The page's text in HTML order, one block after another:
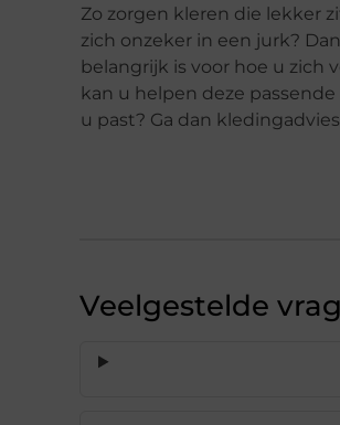
Zo zorgen kleren die lekker
zich onzeker in een jurk?
belangrijk is voor hoe u zich
kan u helpen deze
u past? Ga dan
Veelgestelde